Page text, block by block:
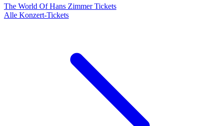
The World Of Hans Zimmer Tickets
Alle Konzert-Tickets